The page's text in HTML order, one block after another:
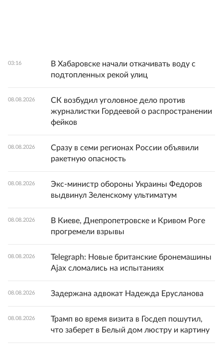
03:16
В Хабаровске начали откачивать воду с
подтопленных рекой улиц
08.08.2026
СК возбудил уголовное дело против
журналистки Гордеевой о распространении
фейков
08.08.2026
Сразу в семи регионах России объявили
ракетную опасность
08.08.2026
Экс-министр обороны Украины Федоров
выдвинул Зеленскому ультиматум
08.08.2026
В Киеве, Днепропетровске и Кривом Роге
прогремели взрывы
08.08.2026
Telegraph: Новые британские бронемашины
Ajax сломались на испытаниях
08.08.2026 Задержана адвокат Надежда Ерусланова
08.08.2026
Трамп во время визита в Госдеп пошутил,
что заберет в Белый дом люстру и картину